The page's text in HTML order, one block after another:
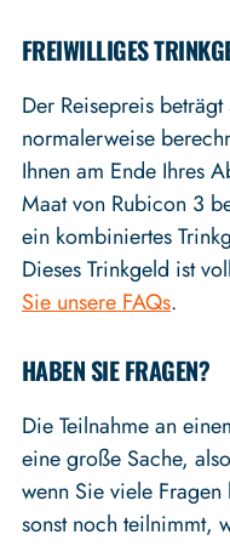
FREIWILLIGES
Der Reisepreis
normalerweise
Ihnen am Ende Ihres
Maat von Rubicon 3
ein kombiniertes
Dieses Trinkgeld ist
Sie unsere FAQs.
HABEN SIE FRAGEN?
Die Teilnahme an
eine große Sache,
wenn Sie viele
sonst noch teilnimmt,